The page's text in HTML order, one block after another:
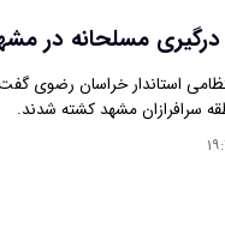
مسلحانه در
سرافرازان مشهد کشته شدند.